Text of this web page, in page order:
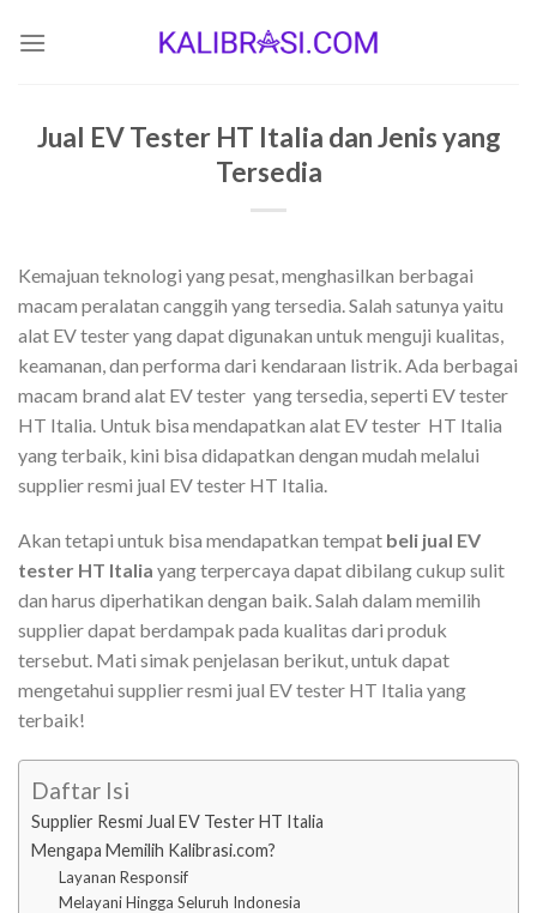
Jual EV Tester HT Italia dan Jenis yang
Tersedia
Kemajuan teknologi yang pesat, menghasilkan berbagai
macam peralatan canggih yang tersedia. Salah satunya yaitu
alat EV tester yang dapat digunakan untuk menguji kualitas,
keamanan, dan performa dari kendaraan listrik. Ada berbagai
macam brand alat EV tester yang tersedia, seperti EV tester
HT Italia. Untuk bisa mendapatkan alat EV tester HT Italia
yang terbaik, kini bisa didapatkan dengan mudah melalui
supplier resmi jual EV tester HT Italia.
Akan tetapi untuk bisa mendapatkan tempat beli jual EV
tester HT Italia yang terpercaya dapat dibilang cukup sulit
dan harus diperhatikan dengan baik. Salah dalam memilih
supplier dapat berdampak pada kualitas dari produk
tersebut. Mati simak penjelasan berikut, untuk dapat
mengetahui supplier resmi jual EV tester HT Italia yang
terbaik!
Daftar Isi
Supplier Resmi Jual EV Tester HT Italia
Mengapa Memilih Kalibrasi.com?
Layanan Responsif
Melayani Hingga Seluruh Indonesia